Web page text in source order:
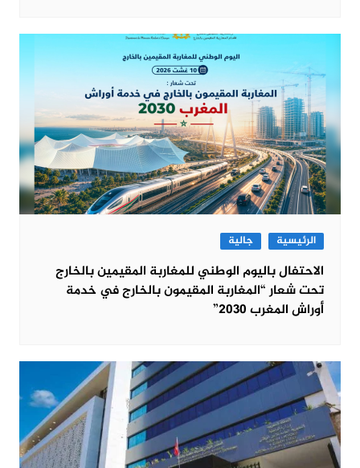
الرئيسية جالية
الاحتفال باليوم الوطني للمغاربة المقيمين بالخارج
تحت شعار “المغاربة المقيمون بالخارج في خدمة
أوراش المغرب 2030”